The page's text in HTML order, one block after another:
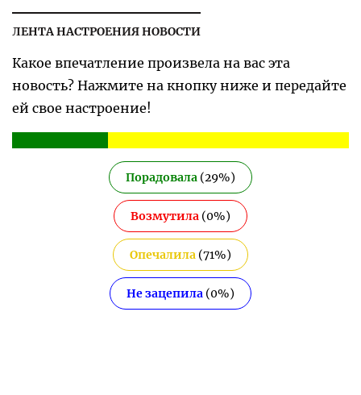
ЛЕНТА НАСТРОЕНИЯ НОВОСТИ
Какое впечатление произвела на вас эта
новость? Нажмите на кнопку ниже и передайте
ей свое настроение!
Порадовала (29%)
Возмутила (0%)
Опечалила (71%)
Не зацепила (0%)